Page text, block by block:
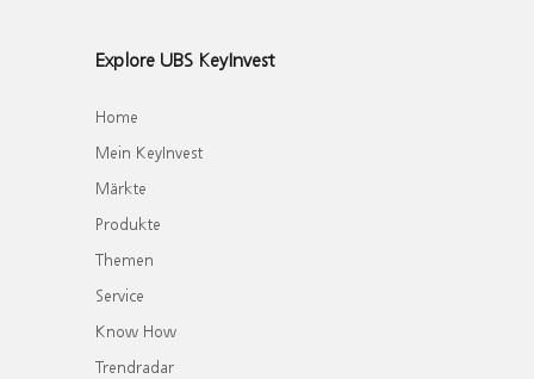
Explore UBS KeyInvest
Home
Mein KeyInvest
Märkte
Produkte
Themen
Service
Know How
Trendradar